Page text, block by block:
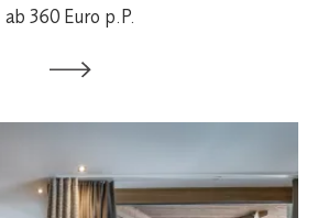
ab 360 Euro p.P.